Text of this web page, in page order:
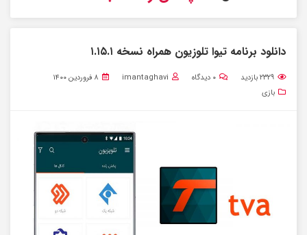
دانلود برنامه تیوا تلوزیون همراه نسخه ۱.۱۵.۱
۲۳۲۹بازدید ۰ دیدگاه imantaghavi
۸ فروردین ۱۴۰۰
بازی